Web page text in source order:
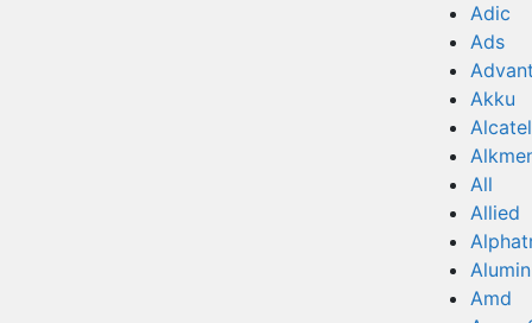
Adic
Ads
Akku
Alcatel
All
Allied
Amd